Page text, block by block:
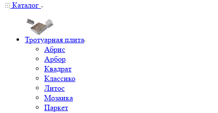
Каталог
Тротуарная плита
Абрис
Арбор
Квадрат
Классико
Литос
Мозаика
Паркет